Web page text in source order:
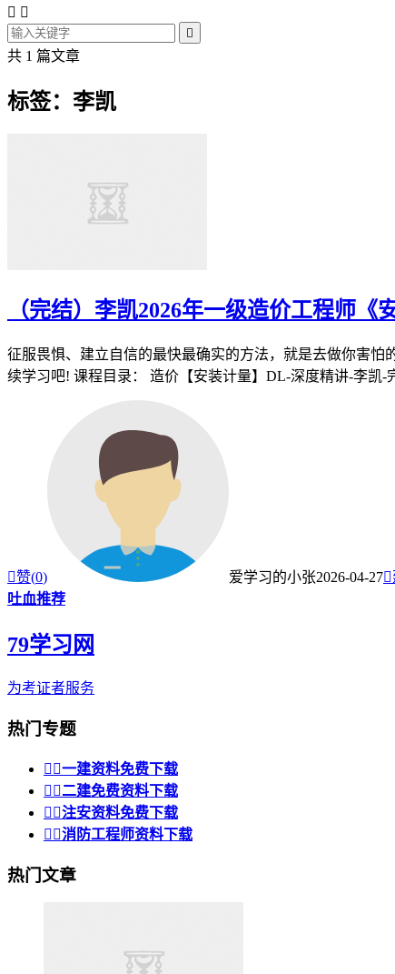
 

共 1 篇文章
标签：李凯
（完结）李凯2026年一级造价工程师
征服畏惧、建立自信的最快最确实的方法，就是去做你害
续学习吧! 课程目录： 造价【安装计量】DL-深度精讲-李凯-
赞(0) 爱学习的小张2026-04-27
吐血推荐
79学习网
为考证者服务
热门专题
 一建资料免费下载
 二建免费资料下载
 注安资料免费下载
 消防工程师资料下载
热门文章